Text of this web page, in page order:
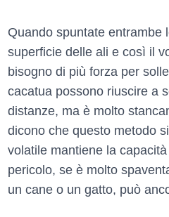
Quando spuntate entrambe
superficie delle ali e così il
bisogno di più forza per
cacatua possono riuscire a
distanze, ma è molto
dicono che questo metodo
volatile mantiene la
pericolo, se è molto
un cane o un gatto, può